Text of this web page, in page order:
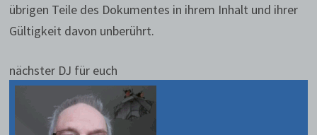
übrigen Teile des Dokumentes in ihrem Inhalt und ihrer
Gültigkeit davon unberührt.
nächster DJ für euch